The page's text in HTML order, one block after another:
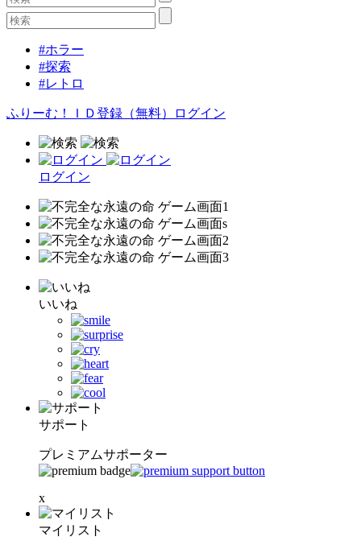
#ホラー
#探索
#レトロ
ふりーむ！ＩＤ登録（無料） ログイン
ログイン
いいね
サポート
プレミアムサポーター
x
マイリスト